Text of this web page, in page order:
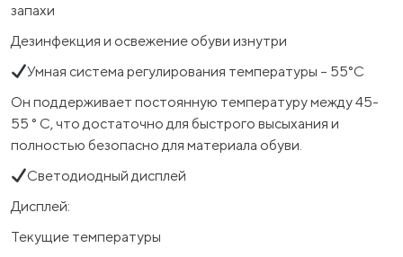
запахи
Дезинфекция и освежение обуви изнутри
Умная система регулирования температуры – 55°C
Он поддерживает постоянную температуру между 45-
55 ° C, что достаточно для быстрого высыхания и
полностью безопасно для материала обуви.
Светодиодный дисплей
Дисплей:
Текущие температуры